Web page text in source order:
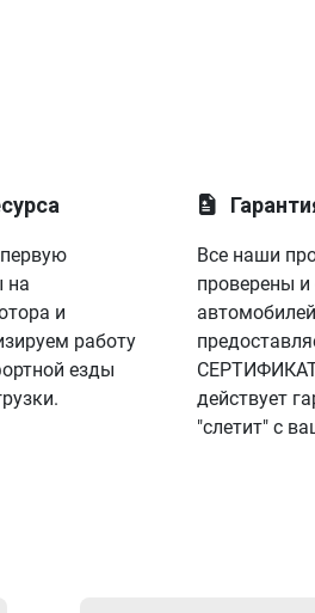
на
и
работу
езды
Все наши
проверены
действует
"слетит" с